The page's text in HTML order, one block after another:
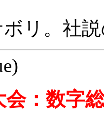
リ。社
会：数字